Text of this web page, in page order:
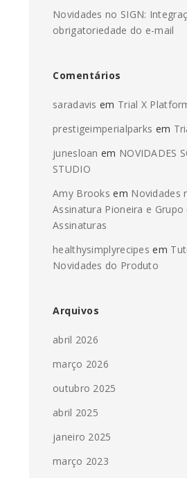
Novidades no SIGN:
obrigatoriedade do e-mail
Comentários
saradavis em Trial X
prestigeimperialparks em
junesloan em NOVIDADES
STUDIO
Amy Brooks em Novidades
Assinatura Pioneira e Grupo
Assinaturas
healthysimplyrecipes em
Novidades do Produto
Arquivos
abril 2026
março 2026
outubro 2025
abril 2025
janeiro 2025
março 2023